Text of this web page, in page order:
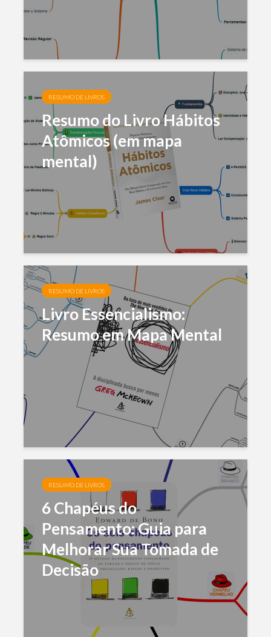
RESUMO DE LIVROS
Resumo do Livro Hábitos
Atômicos (em mapa
mental)
RESUMO DE LIVROS
Livro Essencialismo:
Resumo em Mapa Mental
RESUMO DE LIVROS
6 Chapéus do
Pensamento: Guia para
Melhorar Sua Tomada de
Decisão